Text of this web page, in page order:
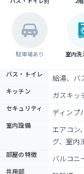
駐車場あり 室内
バス・トイレ 給湯、バ
キッチン ガスキッ
セキュリティ ディンプ
室内設備
エアコン
グ、室内
部屋の特徴 バルコニ
共用部